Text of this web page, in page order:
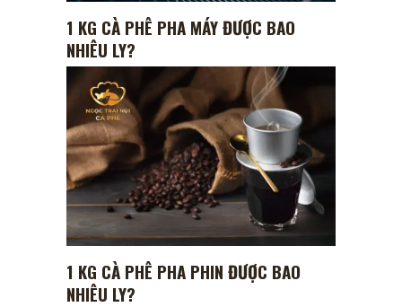
1 KG CÀ PHÊ PHA MÁY ĐƯỢC BAO
NHIÊU LY?
1 KG CÀ PHÊ PHA PHIN ĐƯỢC BAO
NHIÊU LY?